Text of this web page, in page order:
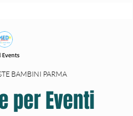
i bambini
per Eventi
BAMBINI PARMA
Events